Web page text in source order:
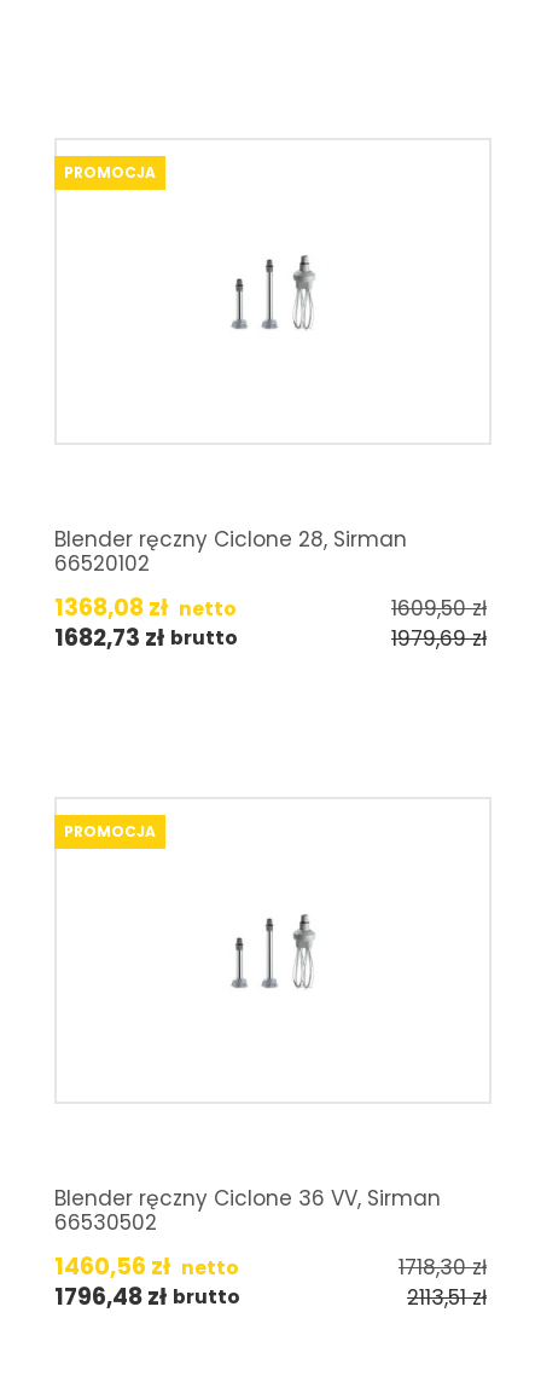
PROMOCJA
Blender ręczny Ciclone 28, Sirman
66520102
1368,08zł netto 1609,50zł
1682,73 zł brutto 1979,69zł
PROMOCJA
Blender ręczny Ciclone 36 VV, Sirman
66530502
1460,56 zł netto 1718,30zł
1796,48zł brutto 2113,51zł